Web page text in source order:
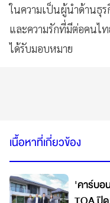
ในความเป็นผู้นำด้านธุ
และความรักที่มีต่อคนไ
ได้รับมอบหมาย
เนื้อหาที่เกี่ยวข้อง
'คาร์บอ